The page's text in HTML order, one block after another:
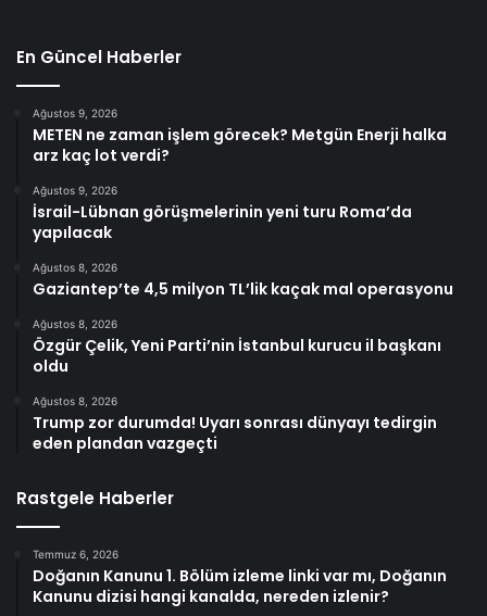
En Güncel Haberler
Ağustos 9, 2026
METEN ne zaman işlem görecek? Metgün Enerji halka
arz kaç lot verdi?
Ağustos 9, 2026
İsrail-Lübnan görüşmelerinin yeni turu Roma’da
yapılacak
Ağustos 8, 2026
Gaziantep’te 4,5 milyon TL’lik kaçak mal operasyonu
Ağustos 8, 2026
Özgür Çelik, Yeni Parti’nin İstanbul kurucu il başkanı
oldu
Ağustos 8, 2026
Trump zor durumda! Uyarı sonrası dünyayı tedirgin
eden plandan vazgeçti
Rastgele Haberler
Temmuz 6, 2026
Doğanın Kanunu 1. Bölüm izleme linki var mı, Doğanın
Kanunu dizisi hangi kanalda, nereden izlenir?